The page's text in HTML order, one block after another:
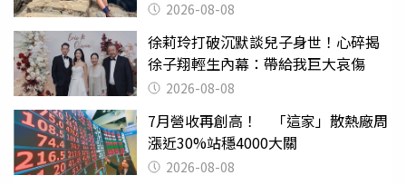
沒找到
2026-08-08
徐莉玲打破沉默談兒子身世！心碎揭
徐子翔輕生內幕：帶給我巨大哀傷
2026-08-08
7月營收再創高！ 「這家」散熱廠周
漲近30%站穩4000大關
2026-08-08